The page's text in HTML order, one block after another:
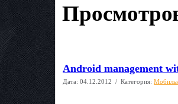
Android management
Дата: 04.12.2012 / Категория: